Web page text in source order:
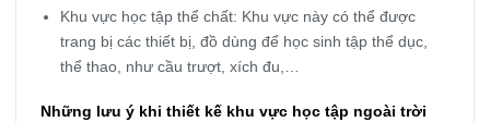
Khu vực học tập thể chất: Khu vực này có thể được
trang bị các thiết bị, đồ dùng để học sinh tập thể dục,
thể thao, như cầu trượt, xích đu,…
Những lưu ý khi thiết kế khu vực học tập ngoài trời